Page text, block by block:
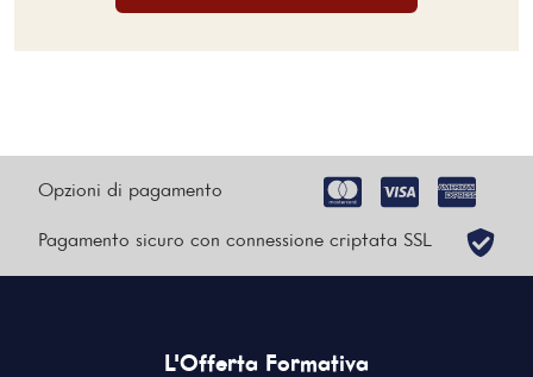
Opzioni di pagamento
Pagamento sicuro con connessione criptata SSL
L'Offerta Formativa